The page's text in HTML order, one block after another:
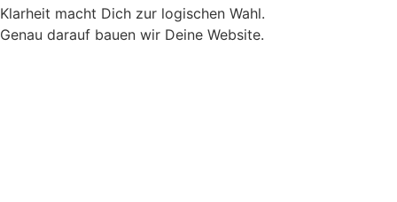
Klarheit macht Dich zur logischen Wahl.
Genau darauf bauen wir Deine Website.